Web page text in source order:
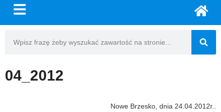
04_2012
Nowe Brzesko, dnia 24.04.2012r..